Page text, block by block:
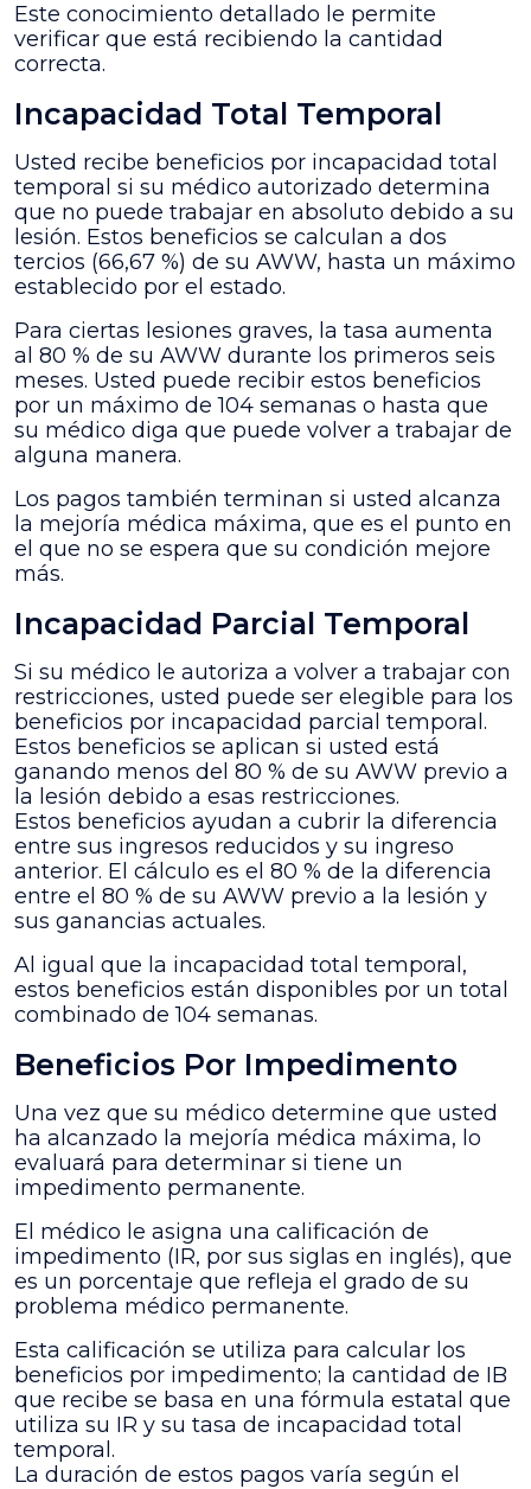
Este conocimiento detallado le permite
verificar que está recibiendo la cantidad
correcta.
Incapacidad Total Temporal
Usted recibe beneficios por incapacidad total
temporal si su médico autorizado determina
que no puede trabajar en absoluto debido a su
lesión. Estos beneficios se calculan a dos
tercios (66,67 %) de su AWW, hasta un máximo
establecido por el estado.
Para ciertas lesiones graves, la tasa aumenta
al 80 % de su AWW durante los primeros seis
meses. Usted puede recibir estos beneficios
por un máximo de 104 semanas o hasta que
su médico diga que puede volver a trabajar de
alguna manera.
Los pagos también terminan si usted alcanza
la mejoría médica máxima, que es el punto en
el que no se espera que su condición mejore
más.
Incapacidad Parcial Temporal
Si su médico le autoriza a volver a trabajar con
restricciones, usted puede ser elegible para los
beneficios por incapacidad parcial temporal.
Estos beneficios se aplican si usted está
ganando menos del 80 % de su AWW previo a
la lesión debido a esas restricciones.
Estos beneficios ayudan a cubrir la diferencia
entre sus ingresos reducidos y su ingreso
anterior. El cálculo es el 80 % de la diferencia
entre el 80 % de su AWW previo a la lesión y
sus ganancias actuales.
Al igual que la incapacidad total temporal,
estos beneficios están disponibles por un total
combinado de 104 semanas.
Beneficios Por Impedimento
Una vez que su médico determine que usted
ha alcanzado la mejoría médica máxima, lo
evaluará para determinar si tiene un
impedimento permanente.
El médico le asigna una calificación de
impedimento (IR, por sus siglas en inglés), que
es un porcentaje que refleja el grado de su
problema médico permanente.
Esta calificación se utiliza para calcular los
beneficios por impedimento; la cantidad de IB
que recibe se basa en una fórmula estatal que
utiliza su IR y su tasa de incapacidad total
temporal.
La duración de estos pagos varía según el